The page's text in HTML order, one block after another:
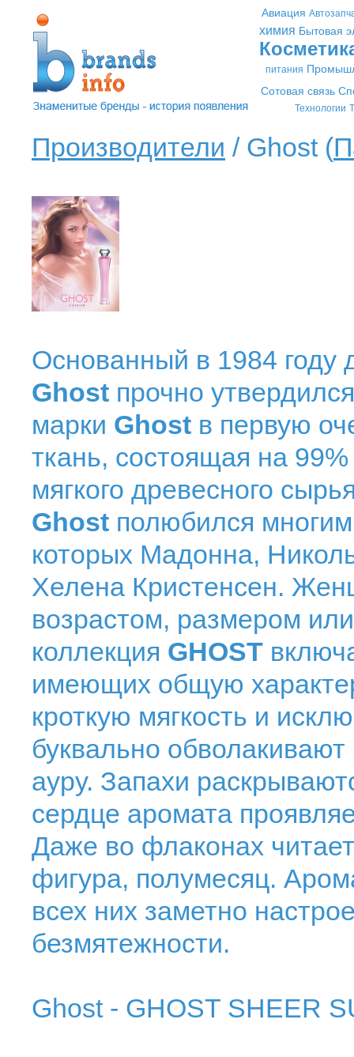
Авиация
химия Бытовая
питания
Сотовая связь
Технологии
Производители / Ghost (
Основанный в 1984 году
Ghost прочно
марки Ghost в первую
ткань, состоящая на
мягкого древесного
Ghost полюбился
которых Мадонна,
Хелена Кристенсен.
возрастом, размером
коллекция GHOST
имеющих общую
кроткую мягкость и
буквально
ауру. Запахи
сердце аромата
Даже во флаконах
фигура, полумесяц.
всех них заметно
безмятежности.
Ghost - GHOST SHEER